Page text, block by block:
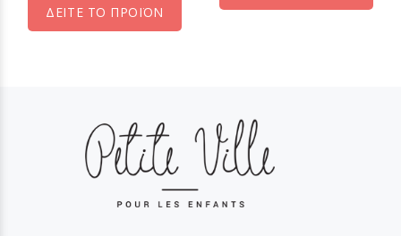
ΔΕΙΤΕ ΤΟ ΠΡΟΪΟΝ